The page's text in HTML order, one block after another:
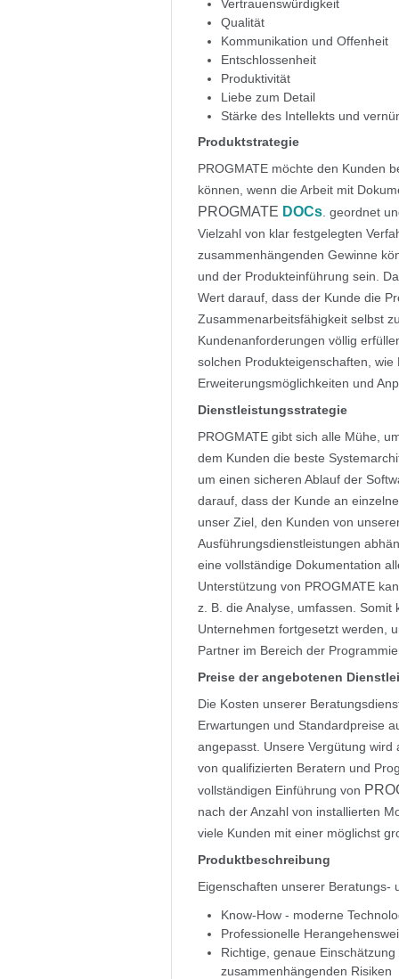
Vertrauenswürdigkeit
Qualität
Kommunikation und Offenheit
Entschlossenheit
Produktivität
Liebe zum Detail
Stärke des Intellekts und
Produktstrategie
PROGMATE möchte den Kunden
können, wenn die Arbeit mit
PROGMATE DOCs . geordnet
Vielzahl von klar festgelegten
zusammenhängenden Gewinne
und der Produkteinführung sein.
Wert darauf, dass der Kunde die
Zusammenarbeitsfähigkeit selbst
Kundenanforderungen völlig
solchen Produkteigenschaften,
Erweiterungsmöglichkeiten und
Dienstleistungsstrategie
PROGMATE gibt sich alle Mühe,
dem Kunden die beste
um einen sicheren Ablauf der
darauf, dass der Kunde an
unser Ziel, den Kunden von
Ausführungsdienstleistungen
eine vollständige Dokumentation
Unterstützung von PROGMATE
z. B. die Analyse, umfassen.
Unternehmen fortgesetzt werden,
Partner im Bereich der
Preise der angebotenen
Die Kosten unserer
Erwartungen und Standardpreise
angepasst. Unsere Vergütung
von qualifizierten Beratern und
vollständigen Einführung von
nach der Anzahl von installierten
viele Kunden mit einer möglichst
Produktbeschreibung
Eigenschaften unserer Beratungs-
Know-How - moderne
Professionelle
Richtige, genaue
zusammenhängenden Risiken